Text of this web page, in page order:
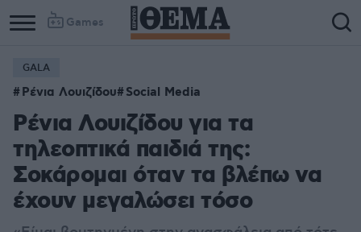
Games
GALA
Ρένια Λουιζίδου Social Media
Ρένια Λουιζίδου για τα
τηλεοπτικά παιδιά της:
Σοκάρομαι όταν τα βλέπω να
έχουν μεγαλώσει τόσο